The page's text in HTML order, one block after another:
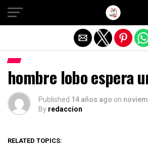
hombre lobo espera
Published 14 años ago on
By redaccion
RELATED TOPICS:
Salir de la versión